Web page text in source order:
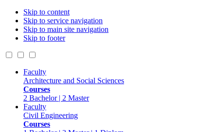
Skip to content
Skip to service navigation
Skip to main site navigation
Skip to footer
Faculty
Architecture and Social Sciences
Courses
2 Bachelor | 2 Master
Faculty
Civil Engineering
Courses